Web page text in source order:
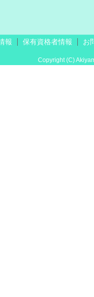
報 保有資格者情報 お
Copyright (C)